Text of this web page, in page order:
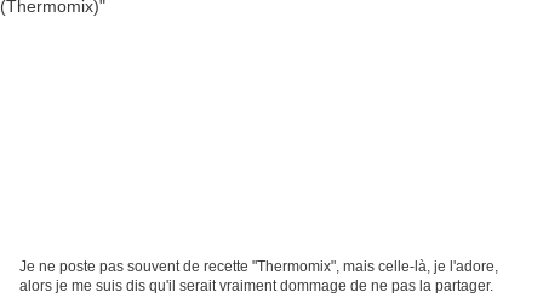
Je ne poste pas souvent de recette "Thermomix", mais celle-là, je l'adore,
alors je me suis dis qu'il serait vraiment dommage de ne pas la partager.